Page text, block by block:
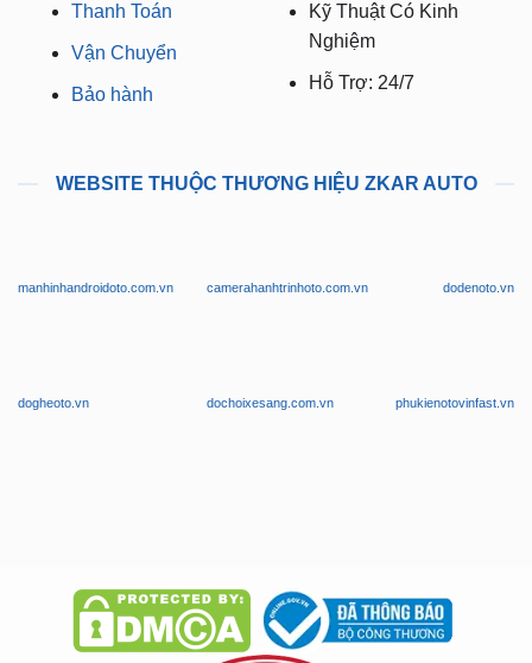
Thanh Toán
Vận Chuyển
Bảo hành
Kỹ Thuật Có Kinh
Nghiệm
Hỗ Trợ: 24/7
WEBSITE THUỘC THƯƠNG HIỆU ZKAR AUTO
manhinhandroidoto.com.vn camerahanhtrinhoto.com.vn dodenoto.vn
dogheoto.vn dochoixesang.com.vn phukienotovinfast.vn